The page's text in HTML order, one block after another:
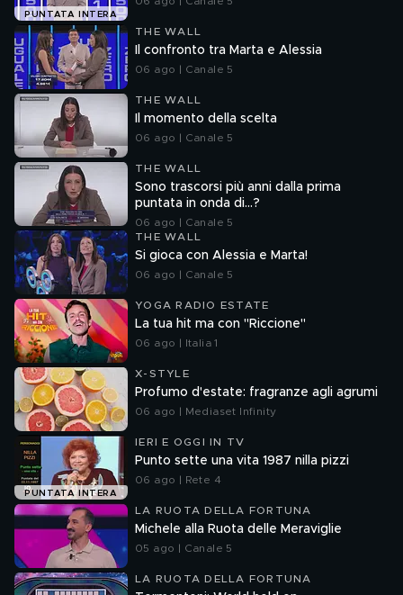
PUNTATA INTERA
THE WALL
Il confronto tra Marta e Alessia
06 ago | Canale 5
THE WALL
Il momento della scelta
06 ago | Canale 5
THE WALL
Sono trascorsi più anni dalla prima
puntata in onda di...?
06 ago | Canale 5
THE WALL
Si gioca con Alessia e Marta!
06 ago | Canale 5
YOGA RADIO ESTATE
La tua hit ma con "Riccione"
06 ago | Italia 1
X-STYLE
Profumo d'estate: fragranze agli agrumi
06 ago | Mediaset Infinity
PUNTATA INTERA
IERI E OGGI IN TV
Punto sette una vita 1987 nilla pizzi
06 ago | Rete 4
LA RUOTA DELLA FORTUNA
Michele alla Ruota delle Meraviglie
05 ago | Canale 5
LA RUOTA DELLA FORTUNA